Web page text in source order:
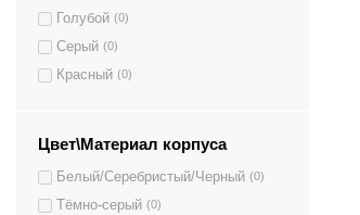
Голубой (0)
Серый (0)
Красный (0)
Цвет\Материал корпуса
Белый/Серебристый/Черный (0)
Тёмно-серый (0)